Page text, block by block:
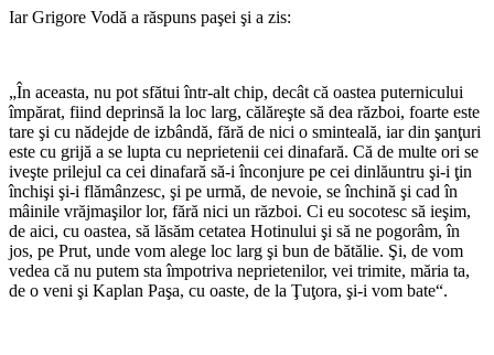
Iar Grigore Vodă a răspuns paşei şi a zis:
„În aceasta, nu pot sfătui într-alt chip, decât că oastea puternicului
împărat, fiind deprinsă la loc larg, călăreşte să dea război, foarte este
tare şi cu nădejde de izbândă, fără de nici o sminteală, iar din şanţuri
este cu grijă a se lupta cu neprietenii cei dinafară. Că de multe ori se
iveşte prilejul ca cei dinafară să-i înconjure pe cei dinlăuntru şi-i ţin
închişi şi-i flămânzesc, şi pe urmă, de nevoie, se închină şi cad în
mâinile vrăjmaşilor lor, fără nici un război. Ci eu socotesc să ieşim,
de aici, cu oastea, să lăsăm cetatea Hotinului şi să ne pogorâm, în
jos, pe Prut, unde vom alege loc larg şi bun de bătălie. Şi, de vom
vedea că nu putem sta împotriva neprietenilor, vei trimite, măria ta,
de o veni şi Kaplan Paşa, cu oaste, de la Ţuţora, şi-i vom bate“.